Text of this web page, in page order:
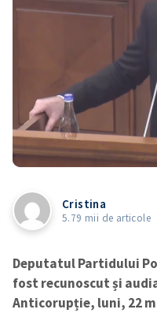
Cristina
5.79 mii de articole
Deputatul Partidului
fost recunoscut și
Anticorupție, luni, 22